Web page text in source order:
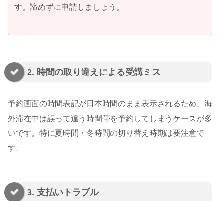
す。諦めずに申請しましょう。
2. 時間の取り違えによる受講ミス
予約画面の時間表記が日本時間のまま表示されるため、海
外滞在中は誤って違う時間帯を予約してしまうケースが多
いです。特に夏時間・冬時間の切り替え時期は要注意で
す。
3. 支払いトラブル